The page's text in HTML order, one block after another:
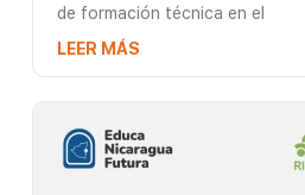
de formación técnica en el
LEER MÁS